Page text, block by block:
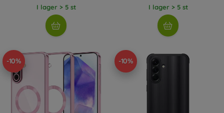
I lager > 5 st I lager > 5 st
-10% -10%